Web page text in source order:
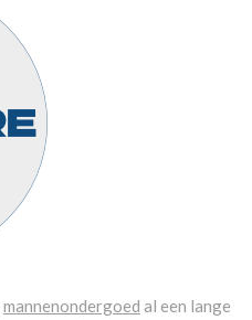
mannenondergoed al een lange